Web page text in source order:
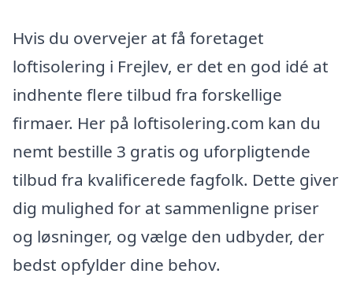
Hvis du overvejer at få foretaget
loftisolering i Frejlev, er det en god idé at
indhente flere tilbud fra forskellige
firmaer. Her på loftisolering.com kan du
nemt bestille 3 gratis og uforpligtende
tilbud fra kvalificerede fagfolk. Dette giver
dig mulighed for at sammenligne priser
og løsninger, og vælge den udbyder, der
bedst opfylder dine behov.